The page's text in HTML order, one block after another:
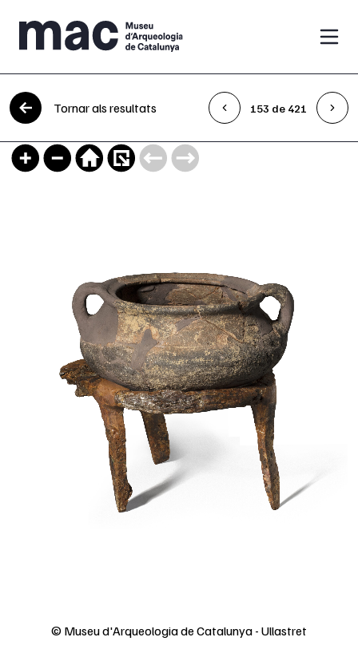
Vés al contingut
Tornar als resultats 153 de 421
© Museu d'Arqueologia de Catalunya - Ullastret